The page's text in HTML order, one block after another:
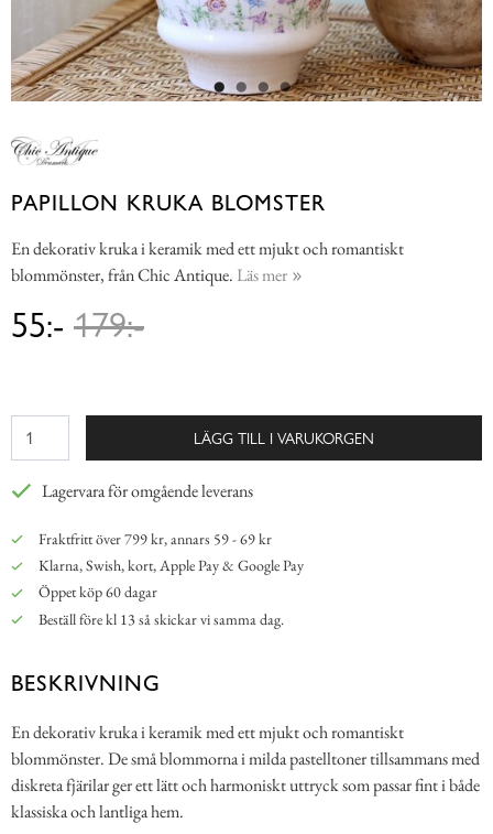
PAPILLON KRUKA BLOMSTER
En dekorativ kruka i keramik med ett mjukt och romantiskt
blommönster, från Chic Antique. Läs mer
55:- 179:-
LÄGG TILL I VARUKORGEN
Lagervara för omgående leverans
Fraktfritt över 799 kr, annars 59 - 69 kr
Klarna, Swish, kort, Apple Pay & Google Pay
Öppet köp 60 dagar
Beställ före kl 13 så skickar vi samma dag.
BESKRIVNING
En dekorativ kruka i keramik med ett mjukt och romantiskt
blommönster. De små blommorna i milda pastelltoner tillsammans med
diskreta fjärilar ger ett lätt och harmoniskt uttryck som passar fint i både
klassiska och lantliga hem.